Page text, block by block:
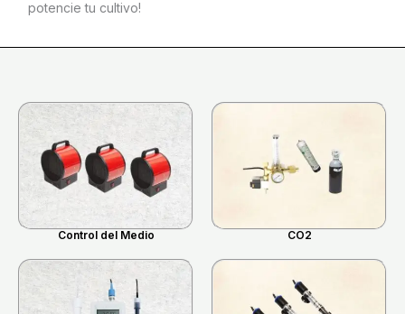
potencie tu cultivo!
Control del Medio CO2